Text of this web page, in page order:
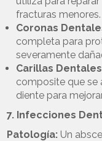
fracturas menores.
Coronas
completa para
severamente
Carillas Dentales
composite que se
diente para
7. Infecciones
Patología: Un